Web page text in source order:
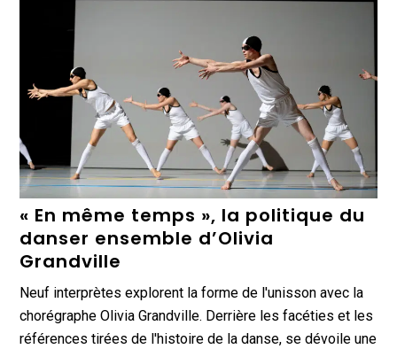
« En même temps », la politique du
danser ensemble d’Olivia
Grandville
Neuf interprètes explorent la forme de l'unisson avec la
chorégraphe Olivia Grandville. Derrière les facéties et les
références tirées de l'histoire de la danse, se dévoile une